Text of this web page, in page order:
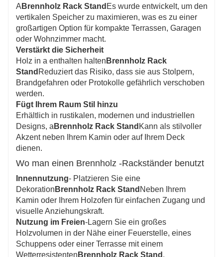
A Brennholz Rack Stand Es wurde entwickelt, um den
vertikalen Speicher zu maximieren, was es zu einer
großartigen Option für kompakte Terrassen, Garagen
oder Wohnzimmer macht.
Verstärkt die Sicherheit
Holz in a enthalten halten Brennholz Rack
Stand Reduziert das Risiko, dass sie aus Stolpern,
Brandgefahren oder Protokolle gefährlich verschoben
werden.
Fügt Ihrem Raum Stil hinzu
Erhältlich in rustikalen, modernen und industriellen
Designs, a Brennholz Rack Stand Kann als stilvoller
Akzent neben Ihrem Kamin oder auf Ihrem Deck
dienen.
Wo man einen Brennholz -Rackständer benutzt
Innennutzung- Platzieren Sie eine
Dekoration Brennholz Rack Stand Neben Ihrem
Kamin oder Ihrem Holzofen für einfachen Zugang und
visuelle Anziehungskraft.
Nutzung im Freien-Lagern Sie ein großes
Holzvolumen in der Nähe einer Feuerstelle, eines
Schuppens oder einer Terrasse mit einem
Wetterresistenten Brennholz Rack Stand .